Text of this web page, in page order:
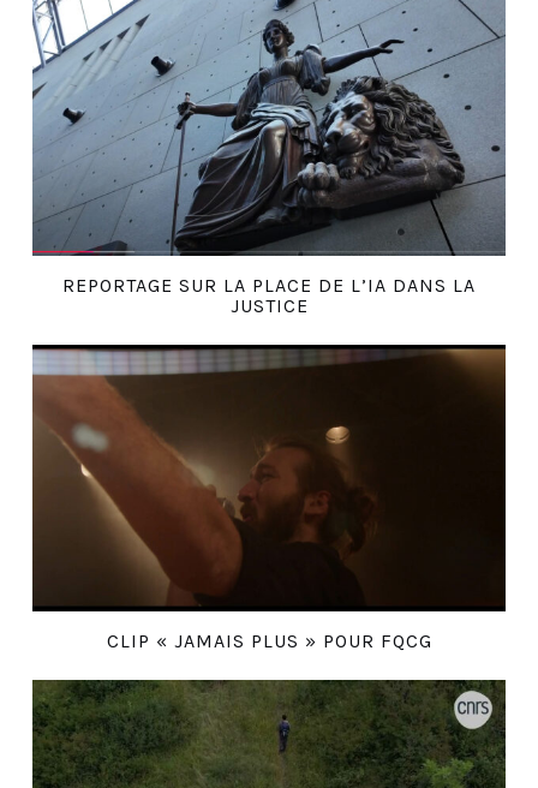
REPORTAGE SUR LA PLACE DE L’IA DANS LA
JUSTICE
CLIP « JAMAIS PLUS » POUR FQCG